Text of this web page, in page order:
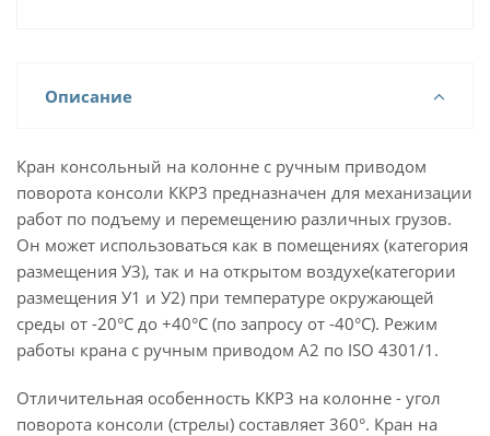
Описание
Кран консольный на колонне с ручным приводом
поворота консоли ККР3 предназначен для механизации
работ по подъему и перемещению различных грузов.
Он может использоваться как в помещениях (категория
размещения У3), так и на открытом воздухе(категории
размещения У1 и У2) при температуре окружающей
среды от -20°С до +40°С (по запросу от -40°С). Режим
работы крана с ручным приводом А2 по ISO 4301/1.
Отличительная особенность ККР3 на колонне - угол
поворота консоли (стрелы) составляет 360°. Кран на